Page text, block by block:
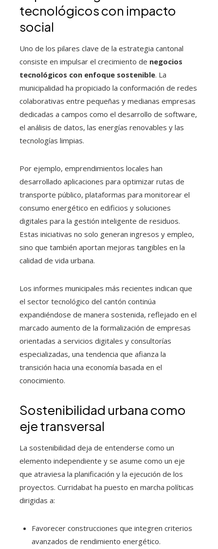
tecnológicos con impacto
social
Uno de los pilares clave de la estrategia cantonal
consiste en impulsar el crecimiento de negocios
tecnológicos con enfoque sostenible. La
municipalidad ha propiciado la conformación de redes
colaborativas entre pequeñas y medianas empresas
dedicadas a campos como el desarrollo de software,
el análisis de datos, las energías renovables y las
tecnologías limpias.
Por ejemplo, emprendimientos locales han
desarrollado aplicaciones para optimizar rutas de
transporte público, plataformas para monitorear el
consumo energético en edificios y soluciones
digitales para la gestión inteligente de residuos.
Estas iniciativas no solo generan ingresos y empleo,
sino que también aportan mejoras tangibles en la
calidad de vida urbana.
Los informes municipales más recientes indican que
el sector tecnológico del cantón continúa
expandiéndose de manera sostenida, reflejado en el
marcado aumento de la formalización de empresas
orientadas a servicios digitales y consultorías
especializadas, una tendencia que afianza la
transición hacia una economía basada en el
conocimiento.
Sostenibilidad urbana como
eje transversal
La sostenibilidad deja de entenderse como un
elemento independiente y se asume como un eje
que atraviesa la planificación y la ejecución de los
proyectos. Curridabat ha puesto en marcha políticas
dirigidas a:
Favorecer construcciones que integren criterios
avanzados de rendimiento energético.